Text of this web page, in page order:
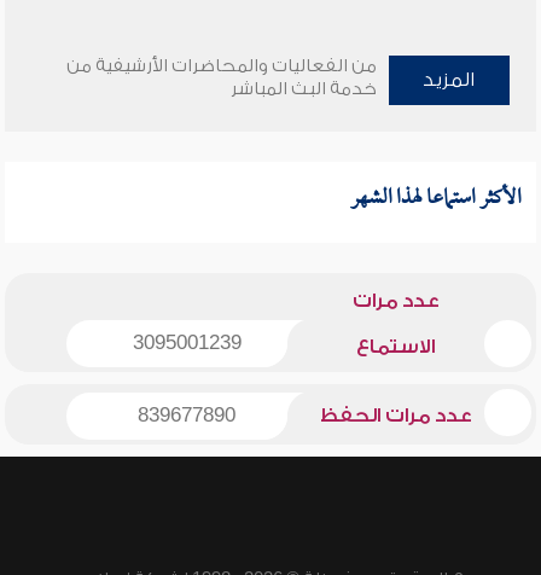
المزيد
من الفعاليات والمحاضرات الأرشيفية من
خدمة البث المباشر
الأكثر استماعا لهذا الشهر
عدد مرات
الاستماع 3095001239
عدد مرات الحفظ 839677890